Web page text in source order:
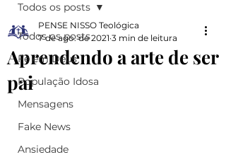
Todos os posts
Fé em Deus
População Idosa
Mensagens
Fake News
Ansiedade
Todos os posts
Aprendendo a arte de ser
pai
PENSE NISSO Teológica
7 de ago. de 2021 3 min de leitura